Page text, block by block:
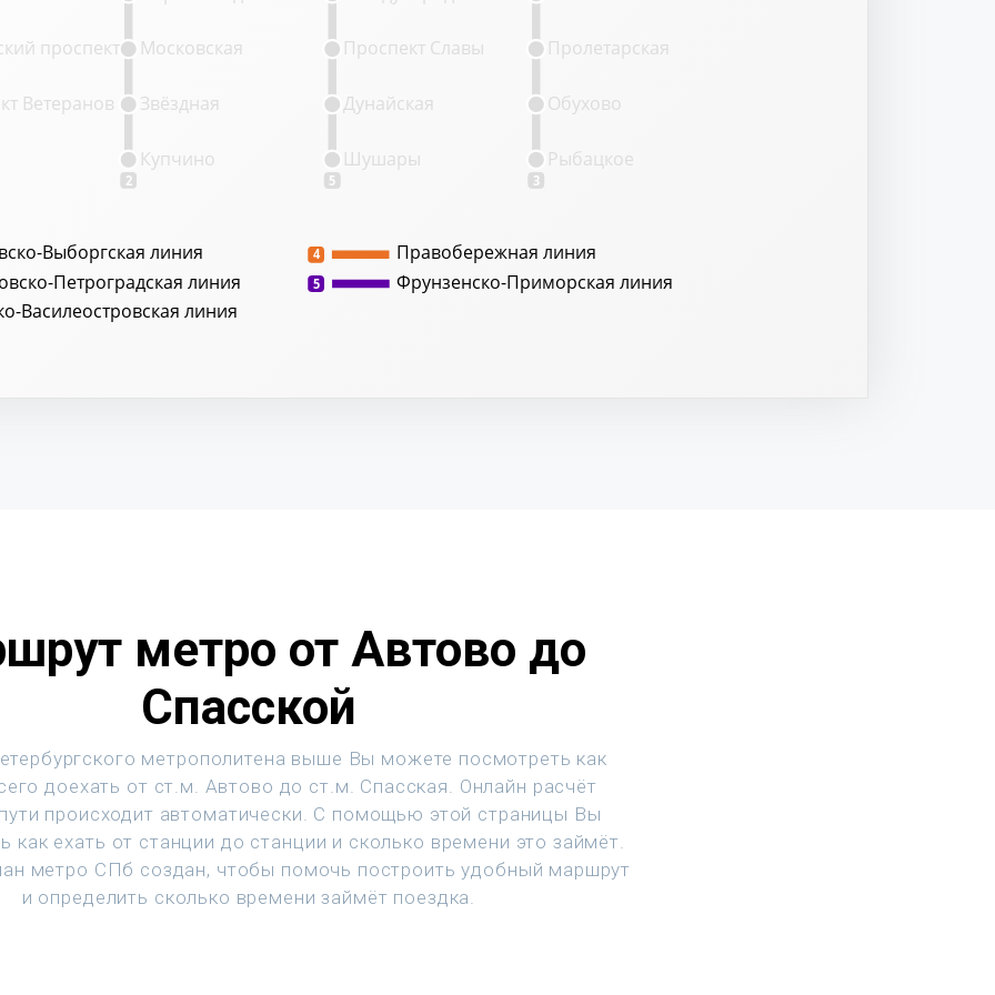
Выборгская линия
Петроградская линия
Василеостровская линия
Правобережная линия
4
Фрунзенско-Приморская линия
5
2 5 3
Ветеранов
проспект
Купчино
Звёздная
Московская
Рыбацкое
Обухово
Пролетарская
Проспект Славы
Дунайская
Шушары
метро от Автово до
Спасской
метрополитена выше Вы можете посмотреть как
доехать от ст.м. Автово до ст.м. Спасская. Онлайн расчёт
происходит автоматически. С помощью этой страницы Вы
как ехать от станции до станции и сколько времени это займёт.
метро СПб создан, чтобы помочь построить удобный маршрут
и определить сколько времени займёт поездка.